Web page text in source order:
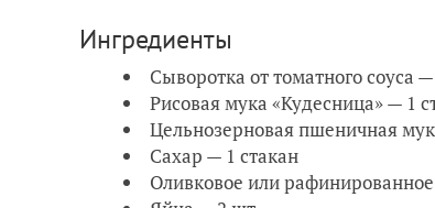
Ингредиенты
Сыворотка от томатного соуса
Рисовая мука «Кудесница» — 1
Цельнозерновая пшеничная
Сахар — 1 стакан
Оливковое или